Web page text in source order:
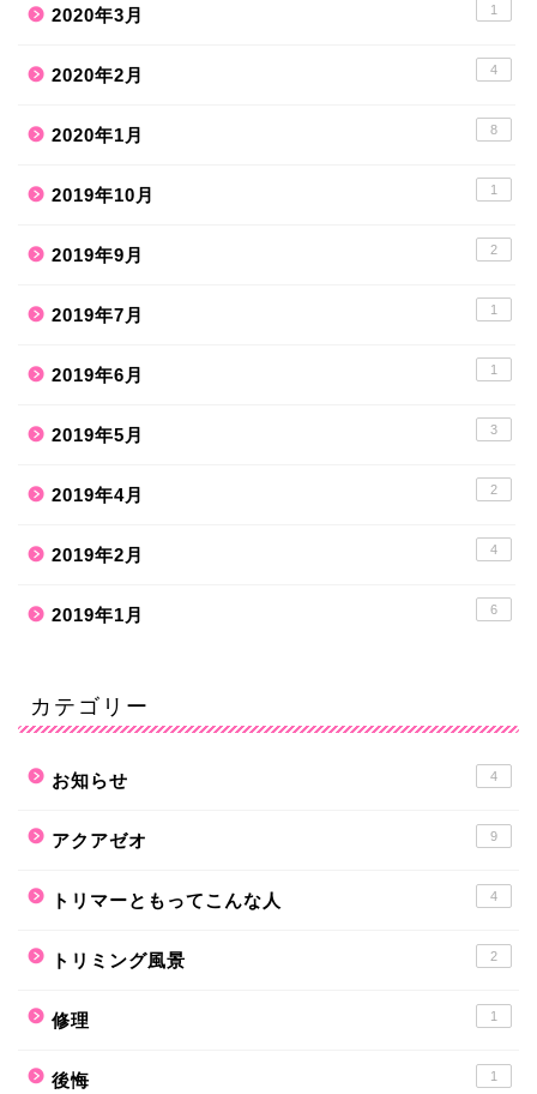
2020年3月 1
2020年2月 4
2020年1月 8
2019年10月 1
2019年9月 2
2019年7月 1
2019年6月 1
2019年5月 3
2019年4月 2
2019年2月 4
2019年1月 6
カテゴリー
お知らせ 4
アクアゼオ 9
トリマーともってこんな人 4
トリミング風景 2
修理 1
後悔 1